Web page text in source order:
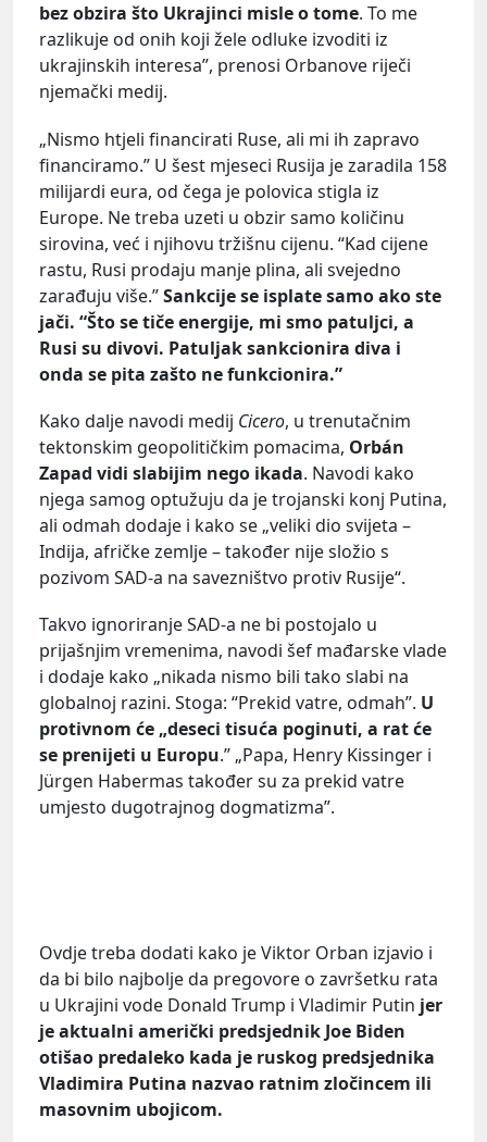
bez obzira što Ukrajinci misle o tome. To me
razlikuje od onih koji žele odluke izvoditi iz
ukrajinskih interesa”, prenosi Orbanove riječi
njemački medij.
„Nismo htjeli financirati Ruse, ali mi ih zapravo
financiramo.” U šest mjeseci Rusija je zaradila 158
milijardi eura, od čega je polovica stigla iz
Europe. Ne treba uzeti u obzir samo količinu
sirovina, već i njihovu tržišnu cijenu. “Kad cijene
rastu, Rusi prodaju manje plina, ali svejedno
zarađuju više.”Sankcije se isplate samo ako ste
jači. “Što se tiče energije, mi smo patuljci, a
Rusi su divovi. Patuljak sankcionira diva i
onda se pita zašto ne funkcionira.”
Kako dalje navodi medij Cicero, u trenutačnim
tektonskim geopolitičkim pomacima, Orbán
Zapad vidi slabijim nego ikada. Navodi kako
njega samog optužuju da je trojanski konj Putina,
ali odmah dodaje i kako se „veliki dio svijeta –
Indija, afričke zemlje – također nije složio s
pozivom SAD-a na savezništvo protiv Rusije“.
Takvo ignoriranje SAD-a ne bi postojalo u
prijašnjim vremenima, navodi šef mađarske vlade
i dodaje kako „nikada nismo bili tako slabi na
globalnoj razini. Stoga: “Prekid vatre, odmah”. U
protivnom će „deseci tisuća poginuti, a rat će
se prenijeti u Europu.” „Papa, Henry Kissinger i
Jürgen Habermas također su za prekid vatre
umjesto dugotrajnog dogmatizma”.
Ovdje treba dodati kako je Viktor Orban izjavio i
da bi bilo najbolje da pregovore o završetku rata
u Ukrajini vode Donald Trump i Vladimir Putin jer
je aktualni američki predsjednik Joe Biden
otišao predaleko kada je ruskog predsjednika
Vladimira Putina nazvao ratnim zločincem ili
masovnim ubojicom.